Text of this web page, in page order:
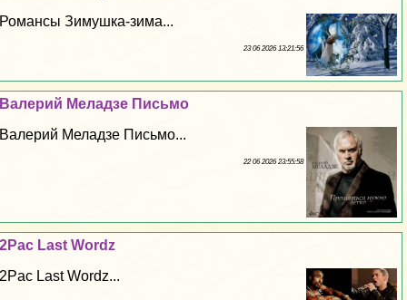
Романсы Зимушка-зима...
23 06 2026 13:21:56
Валерий Меладзе Письмо
Валерий Меладзе Письмо...
22 06 2026 23:55:58
2Pac Last Wordz
2Pac Last Wordz...